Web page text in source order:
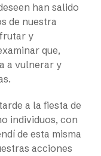
han salido
de nuestra
y
que,
a vulnerar y
a la fiesta de
individuos, con
de esta misma
acciones